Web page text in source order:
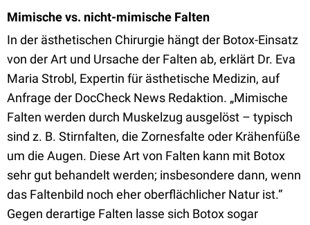
Mimische vs. nicht-mimische Falten
In der ästhetischen Chirurgie hängt der Botox-Einsatz
von der Art und Ursache der Falten ab, erklärt Dr. Eva
Maria Strobl, Expertin für ästhetische Medizin, auf
Anfrage der DocCheck News Redaktion. „Mimische
Falten werden durch Muskelzug ausgelöst – typisch
sind z. B. Stirnfalten, die Zornesfalte oder Krähenfüße
um die Augen. Diese Art von Falten kann mit Botox
sehr gut behandelt werden; insbesondere dann, wenn
das Faltenbild noch eher oberflächlicher Natur ist.“
Gegen derartige Falten lasse sich Botox sogar